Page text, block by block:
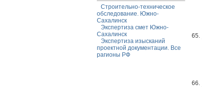
Строительно-техническое
обследование. Южно-
Сахалинск
Экспертиза смет Южно-
Сахалинск
Экспертиза изысканий
проектной документации. Все
рагионы РФ
65.
66.